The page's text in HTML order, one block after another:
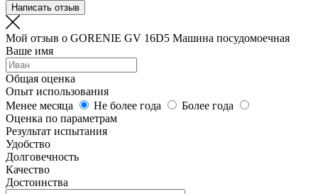
Написать отзыв
Мой отзыв о GORENIE GV 16D5 Машина посудомоечная
Ваше имя
Общая оценка
Опыт использования
Менее месяца
Не более года
Более года
Оценка по параметрам
Результат испытания
Удобство
Долговечность
Качество
Достоинства